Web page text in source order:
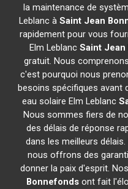
la maintenance de
Leblanc à Saint Jean
rapidement pour vous
Elm Leblanc Saint
gratuit. Nous
c'est pourquoi nous
besoins spécifiques avant
eau solaire Elm Leblanc
Nous sommes fiers de
des délais de réponse
dans les meilleurs
nous offrons des
donner la paix d'esprit.
Bonnefondsont fait